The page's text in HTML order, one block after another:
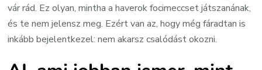
vár rád. Ez olyan, mintha a haverok focimeccset játszanának,
és te nem jelensz meg. Ezért van az, hogy még fáradtan is
inkább bejelentkezel: nem akarsz csalódást okozni.